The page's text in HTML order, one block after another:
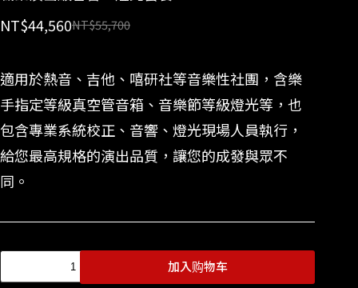
NT$55,700
NT$44,560
適用於熱音、吉他、嘻研社等音樂性社團，含樂
手指定等級真空管音箱、音樂節等級燈光等，也
包含專業系統校正、音響、燈光現場人員執行，
給您最高規格的演出品質，讓您的成發與眾不
同。
加入购物车